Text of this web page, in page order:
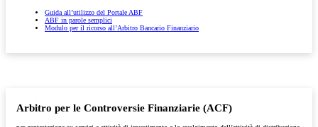
Guida all’utilizzo del Portale ABF
ABF in parole semplici
Modulo per il ricorso all’Arbitro Bancario Finanziario
Arbitro per le Controversie Finanziarie (ACF)